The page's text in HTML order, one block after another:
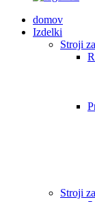
domov
Izdelki
Stroji
Stroji